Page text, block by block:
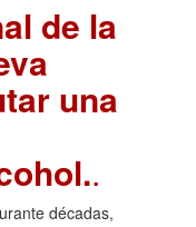
de la
una
.
décadas,